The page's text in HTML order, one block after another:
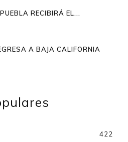
RECIBIRÁ EL...
A BAJA CALIFORNIA
422